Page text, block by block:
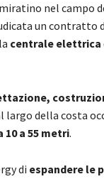
nel campo
un contratto
centrale elettrica
largo della costa
10 a 55 metri.
di espandere le